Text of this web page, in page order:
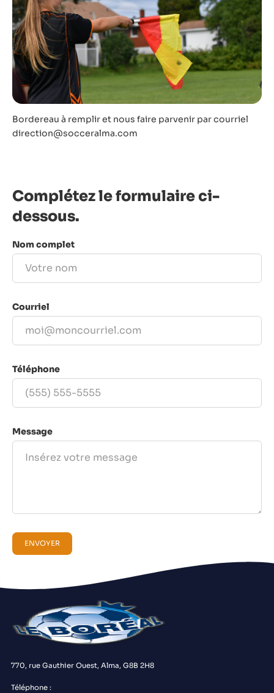
Bordereau à remplir et nous faire parvenir par courriel
direction@socceralma.com
Complétez le formulaire ci-
dessous.
Nom complet
Courriel
Téléphone
Message
ENVOYER
770, rue Gauthier Ouest, Alma, G8B 2H8
Téléphone :